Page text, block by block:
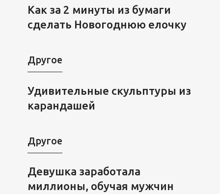
Как за 2 минуты из бумаги
сделать Новогоднюю елочку
Другое
Удивительные скульптуры из
карандашей
Другое
Девушка заработала
миллионы, обучая мужчин